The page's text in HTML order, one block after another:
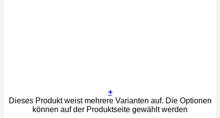
+
Dieses Produkt weist mehrere Varianten auf. Die Optionen
können auf der Produktseite gewählt werden